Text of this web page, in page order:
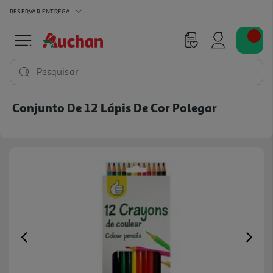
RESERVAR ENTREGA
Pesquisar
Conjunto De 12 Lápis De Cor Polegar
Previous